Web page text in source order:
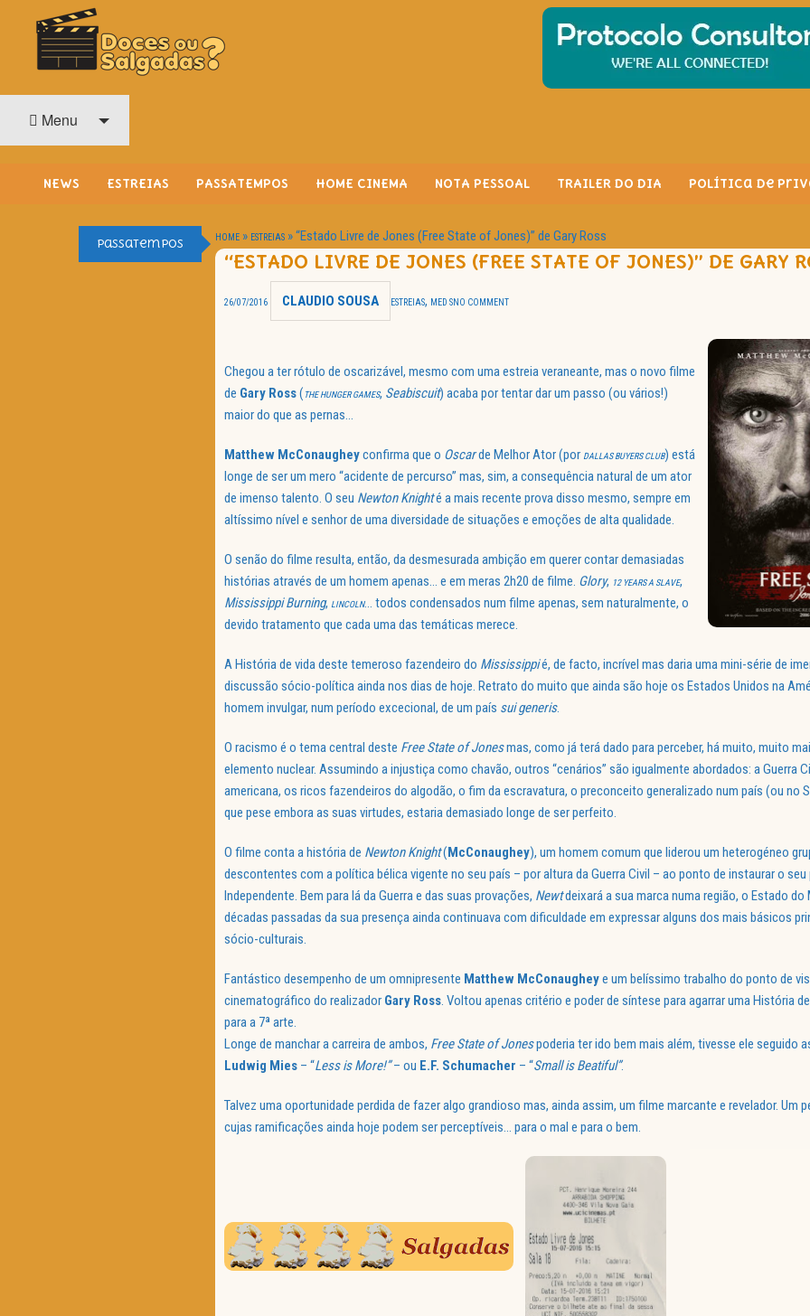
O Cinema? Uma Paixão!!
Menu
NEWS ESTREIAS PASSATEMPOS HOME CINEMA NOTA PESSOAL TRAILER DO DIA Política de
Passatempos HOME » ESTREIAS »“Estado Livre de Jones (Free State of Jones)” de Gary Ross
“ESTADO LIVRE DE JONES (FREE STATE OF JONES)” DE GARY
26/07/2016 CLAUDIO SOUSA ESTREIAS, MED SNO COMMENT
Chegou a ter rótulo de oscarizável, mesmo com uma estreia veraneante, mas o novo filme
de Gary Ross( THE HUNGER GAMES, Seabiscuit) acaba por tentar dar um passo (ou vários!)
maior do que as pernas…
Matthew McConaugheyconfirma que o Oscarde Melhor Ator (por DALLAS BUYERS CLUB) está
longe de ser um mero “acidente de percurso” mas, sim, a consequência natural de um ator
de imenso talento. O seu Newton Knighté a mais recente prova disso mesmo, sempre em
altíssimo nível e senhor de uma diversidade de situações e emoções de alta qualidade.
O senão do filme resulta, então, da desmesurada ambição em querer contar demasiadas
histórias através de um homem apenas… e em meras 2h20 de filme. Glory, 12 YEARS A SLAVE,
Mississippi Burning, LINCOLN… todos condensados num filme apenas, sem naturalmente, o
devido tratamento que cada uma das temáticas merece.
A História de vida deste temeroso fazendeiro do Mississippié, de facto, incrível mas daria uma mini-série de
discussão sócio-política ainda nos dias de hoje. Retrato do muito que ainda são hoje os Estados Unidos na
homem invulgar, num período excecional, de um país sui generis.
O racismo é o tema central deste Free State of Jonesmas, como já terá dado para perceber, há muito, muito
elemento nuclear. Assumindo a injustiça como chavão, outros “cenários” são igualmente abordados: a Guerra
americana, os ricos fazendeiros do algodão, o fim da escravatura, o preconceito generalizado num país (ou no
que pese embora as suas virtudes, estaria demasiado longe de ser perfeito.
O filme conta a história de Newton Knight(McConaughey), um homem comum que liderou um heterogéneo
descontentes com a política bélica vigente no seu país – por altura da Guerra Civil – ao ponto de instaurar o
Independente. Bem para lá da Guerra e das suas provações, Newtdeixará a sua marca numa região, o Estado
décadas passadas da sua presença ainda continuava com dificuldade em expressar alguns dos mais básicos
sócio-culturais.
Fantástico desempenho de um omnipresente Matthew McConaugheye um belíssimo trabalho do ponto de
cinematográfico do realizador Gary Ross. Voltou apenas critério e poder de síntese para agarrar uma História
para a 7ª arte.
Longe de manchar a carreira de ambos, Free State of Jonespoderia ter ido bem mais além, tivesse ele seguido
Ludwig Mies – “Less is More!”– ou E.F. Schumacher – “Small is Beatiful”.
Talvez uma oportunidade perdida de fazer algo grandioso mas, ainda assim, um filme marcante e revelador. Um
cujas ramificações ainda hoje podem ser perceptíveis… para o mal e para o bem.